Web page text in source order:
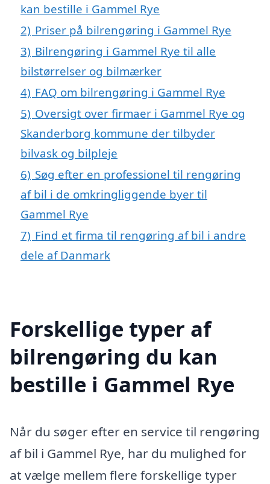
kan bestille i Gammel Rye
2) Priser på bilrengøring i Gammel Rye
3) Bilrengøring i Gammel Rye til alle
bilstørrelser og bilmærker
4) FAQ om bilrengøring i Gammel Rye
5) Oversigt over firmaer i Gammel Rye og
Skanderborg kommune der tilbyder
bilvask og bilpleje
6) Søg efter en professionel til rengøring
af bil i de omkringliggende byer til
Gammel Rye
7) Find et firma til rengøring af bil i andre
dele af Danmark
Forskellige typer af
bilrengøring du kan
bestille i Gammel Rye
Når du søger efter en service til rengøring
af bil i Gammel Rye, har du mulighed for
at vælge mellem flere forskellige typer